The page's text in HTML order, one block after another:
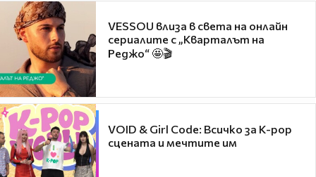
VESSOU влиза в света на онлайн
сериалите с „Кварталът на
Реджо“ 🤩🎬
VOID & Girl Code: Всичко за K-pop
сцената и мечтите им